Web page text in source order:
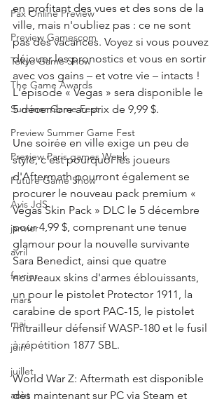
Pax Online Preview
Preview Gamescom
Tokyo Game Show
The Game Awards
Summer Game Fest
Preview Summer Game Fest
Preview Paris games Week
Future Game Show
Avis JdS
janvier
avril
fevrier
mars
mai
juin
juillet
aout
en profitant des vues et des sons de la
ville, mais n'oubliez pas : ce ne sont
pas des vacances. Voyez si vous pouvez
déjouer les pronostics et vous en sortir
avec vos gains – et votre vie – intacts !
L'épisode « Vegas » sera disponible le
5 décembre au prix de 9,99 $.
Une soirée en ville exige un peu de
style, c'est pourquoi les joueurs
d'Aftermath pourront également se
procurer le nouveau pack premium «
Vegas Skin Pack » DLC le 5 décembre
pour 4,99 $, comprenant une tenue
glamour pour la nouvelle survivante
Sara Benedict, ainsi que quatre
nouveaux skins d'armes éblouissants,
un pour le pistolet Protector 1911, la
carabine de sport PAC-15, le pistolet
mitrailleur défensif WASP-180 et le fusil
à répétition 1877 SBL.
World War Z: Aftermath est disponible
dès maintenant sur PC via Steam et